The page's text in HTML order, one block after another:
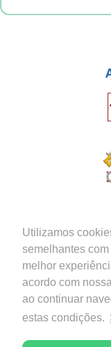
Utilizamos
semelhantes
melhor
acordo com
ao continuar
estas condições.
Copyright ©